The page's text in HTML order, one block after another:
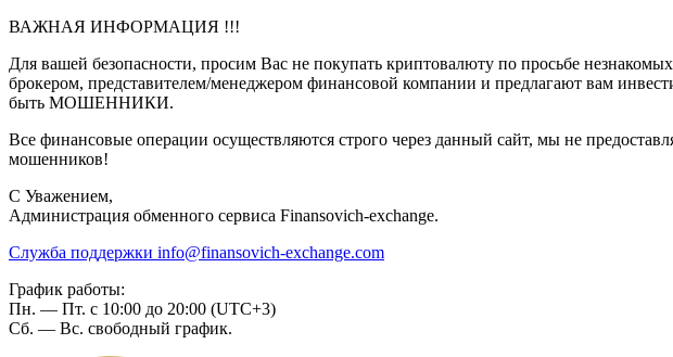
ВАЖНАЯ ИНФОРМАЦИЯ !!!
Для вашей безопасности, просим Вас не покупать криптовалюту по просьбе
брокером, представителем/менеджером финансовой компании и предлагают вам
быть МОШЕННИКИ.
Все финансовые операции осуществляются строго через данный сайт, мы не
мошенников!
C Уважением,
Администрация обменного сервиса Finansovich-exchange.
Служба поддержки info@finansovich-exchange.com
График работы:
Пн. — Пт. с 10:00 до 20:00 (UTC+3)
Сб. — Вс. свободный график.